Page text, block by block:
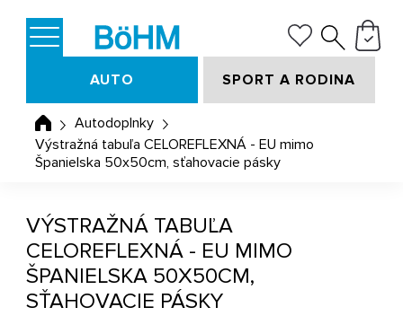
AUTO SPORT A RODINA
Autodoplnky
Výstražná tabuľa CELOREFLEXNÁ - EU mimo
Španielska 50x50cm, sťahovacie pásky
VÝSTRAŽNÁ TABUĽA
CELOREFLEXNÁ - EU MIMO
ŠPANIELSKA 50X50CM,
SŤAHOVACIE PÁSKY